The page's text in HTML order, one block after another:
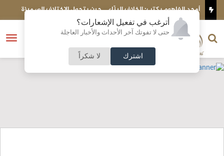
أترغب في تفعيل الإشعارات؟
حتى لا تفوتك آخر الأحداث والأخبار العاجلة
اشترك لا شكراً
أمجد الفاهوم يكتب: الخلاف البنّاء… حين يتحول الاختلاف إلى ميزة
مؤسسية
فتح
الناشر و رئيس التحرير
النسخة الكاملة